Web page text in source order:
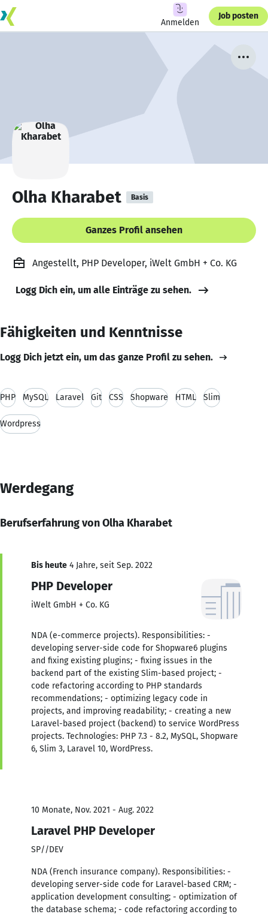
Anmelden
Job posten
Olha Kharabet Basis
Ganzes Profil ansehen
Angestellt, PHP Developer, iWelt GmbH + Co. KG
Logg Dich ein, um alle Einträge zu sehen.
Fähigkeiten und Kenntnisse
Logg Dich jetzt ein, um das ganze Profil zu sehen.
PHP MySQL Laravel Git CSS Shopware HTML Slim
Wordpress
Werdegang
Berufserfahrung von Olha Kharabet
Bis heute 4 Jahre, seit Sep. 2022
PHP Developer
iWelt GmbH + Co. KG
NDA (e-commerce projects). Responsibilities: -
developing server-side code for Shopware6 plugins
and fixing existing plugins; - fixing issues in the
backend part of the existing Slim-based project; -
code refactoring according to PHP standards
recommendations; - optimizing legacy code in
projects, and improving readability; - creating a new
Laravel-based project (backend) to service WordPress
projects. Technologies: PHP 7.3 - 8.2, MySQL, Shopware
6, Slim 3, Laravel 10, WordPress.
10 Monate, Nov. 2021 - Aug. 2022
Laravel PHP Developer
SP//DEV
NDA (French insurance company). Responsibilities: -
developing server-side code for Laravel-based CRM; -
application development consulting; - optimization of
the database schema; - code refactoring according to